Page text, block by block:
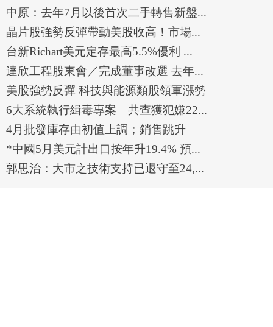
中原：去年7月以後首次二手轉售新盤...
晶片股強勢反彈帶動美股收高！市場...
台新Richart美元定存最高5.5%優利 ...
達欣工程股東會／完成董事改選 去年...
美股強勢反彈 科技與能源類股領軍漲勢
6大系統執行緝毒專案 共查獲犯嫌22...
4月批發庫存由初值上調；銷售跳升
*中國5月美元計出口按年升19.4% 預...
郭思治：大市之技術支持已退守至24,...